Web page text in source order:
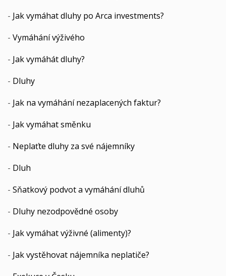
- Jak vymáhat dluhy po Arca investments?
- Vymáhání výživého
- Jak vymáhát dluhy?
- Dluhy
- Jak na vymáhání nezaplacených faktur?
- Jak vymáhat směnku
- Neplaťte dluhy za své nájemníky
- Dluh
- Sňatkový podvot a vymáhání dluhů
- Dluhy nezodpovědné osoby
- Jak vymáhat výživné (alimenty)?
- Jak vystěhovat nájemníka neplatiče?